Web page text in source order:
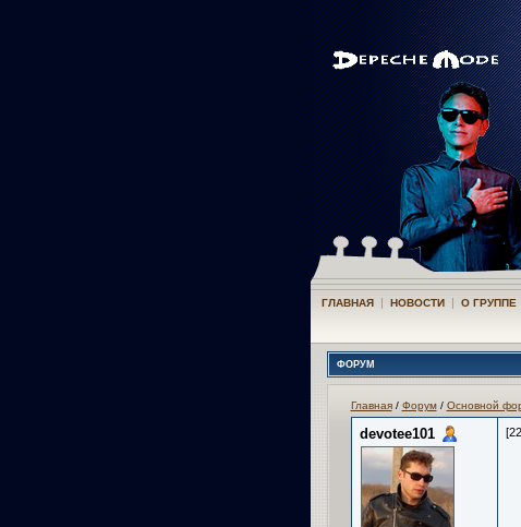
ГЛАВНАЯ | НОВОСТИ | О ГРУППЕ
ФОРУМ
Главная/ Форум/ Основной
devotee101